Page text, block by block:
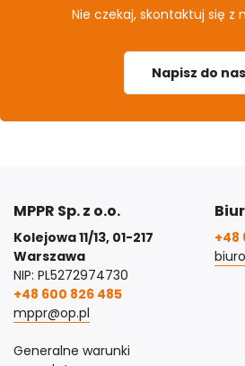
Nie czekaj, skontaktuj się z
Napisz do
MPPR Sp. z o.o.
Kolejowa 11/13, 01-217
Warszawa
NIP: PL5272974730
+48 600 826 485
mppr@op.pl
Generalne warunki
+48